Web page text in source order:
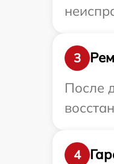
3
После
4